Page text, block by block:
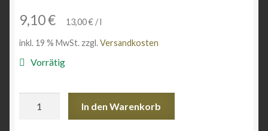
Angebote
9,10€ 13,00€ /l
inkl. 19 % MwSt. zzgl.Versandkosten
Vorrätig
In den Warenkorb